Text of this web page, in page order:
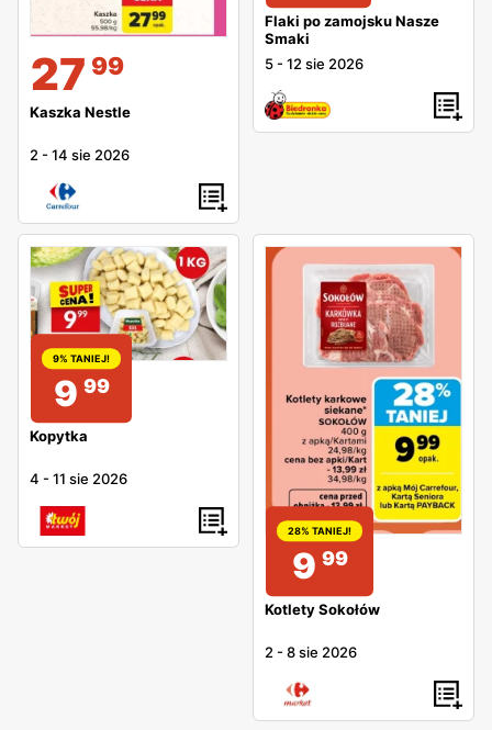
27 99
Kaszka Nestle
2 -14 sie 2026
Flaki po zamojsku Nasze
Smaki
5 -12 sie 2026
9% TANIEJ!
9 99
Kopytka
4 -11 sie 2026
28% TANIEJ!
9 99
Kotlety Sokołów
2 -8 sie 2026